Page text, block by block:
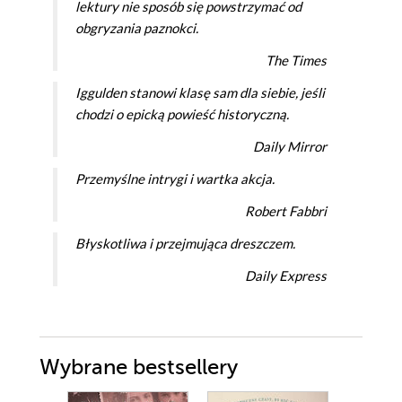
lektury nie sposób się powstrzymać od
obgryzania paznokci.
The Times
Iggulden stanowi klasę sam dla siebie, jeśli
chodzi o epicką powieść historyczną.
Daily Mirror
Przemyślne intrygi i wartka akcja.
Robert Fabbri
Błyskotliwa i przejmująca dreszczem.
Daily Express
Wybrane bestsellery